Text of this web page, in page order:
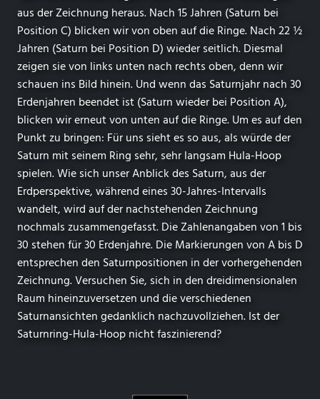
aus der Zeichnung heraus. Nach 15 Jahren (Saturn bei
Position C) blicken wir von oben auf die Ringe. Nach 22 ½
Jahren (Saturn bei Position D) wieder seitlich. Diesmal
zeigen sie von links unten nach rechts oben, denn wir
schauen ins Bild hinein. Und wenn das Saturnjahr nach 30
Erdenjahren beendet ist (Saturn wieder bei Position A),
blicken wir erneut von unten auf die Ringe. Um es auf den
Punkt zu bringen: Für uns sieht es so aus, als würde der
Saturn mit seinem Ring sehr, sehr langsam Hula-Hoop
spielen. Wie sich unser Anblick des Saturn, aus der
Erdperspektive, während eines 30-Jahres-Intervalls
wandelt, wird auf der nachstehenden Zeichnung
nochmals zusammengefasst. Die Zahlenangaben von 1 bis
30 stehen für 30 Erdenjahre. Die Markierungen von A bis D
entsprechen den Saturnpositionen in der vorhergehenden
Zeichnung. Versuchen Sie, sich in den dreidimensionalen
Raum hineinzuversetzen und die verschiedenen
Saturnansichten gedanklich nachzuvollziehen. Ist der
Saturnring-Hula-Hoop nicht faszinierend?